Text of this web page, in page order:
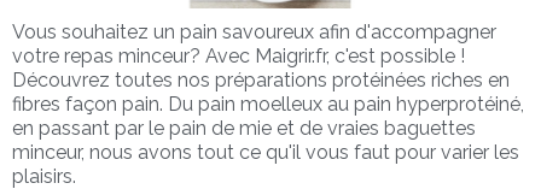
Vous souhaitez un pain savoureux afin d'accompagner
votre repas minceur? Avec Maigrir.fr, c'est possible !
Découvrez toutes nos préparations protéinées riches en
fibres façon pain. Du pain moelleux au pain hyperprotéiné,
en passant par le pain de mie et de vraies baguettes
minceur, nous avons tout ce qu'il vous faut pour varier les
plaisirs.